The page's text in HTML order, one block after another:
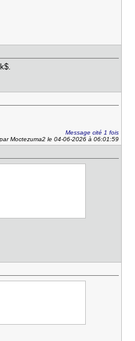
Message cité 1 fois
Moctezuma2 le 04-06-2026 à 06:01:59